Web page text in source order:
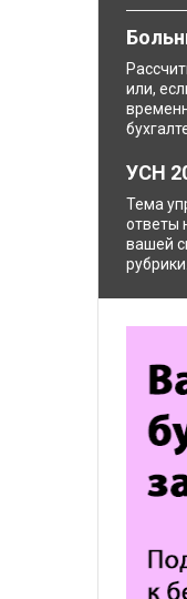
или,
УСН
Тема
ответы
вашей
рубрики.